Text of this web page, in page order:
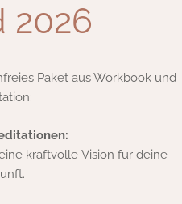
2026
Paket aus Workbook und
kraftvolle Vision für deine